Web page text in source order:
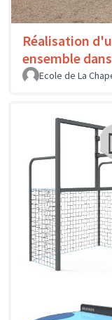
Réalisation
ensemble
Ecole de La